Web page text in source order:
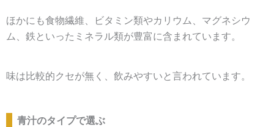
ほかにも食物繊維、ビタミン類やカリウム、マグネシウ
ム、鉄といったミネラル類が豊富に含まれています。
味は比較的クセが無く、飲みやすいと言われています。
青汁のタイプで選ぶ